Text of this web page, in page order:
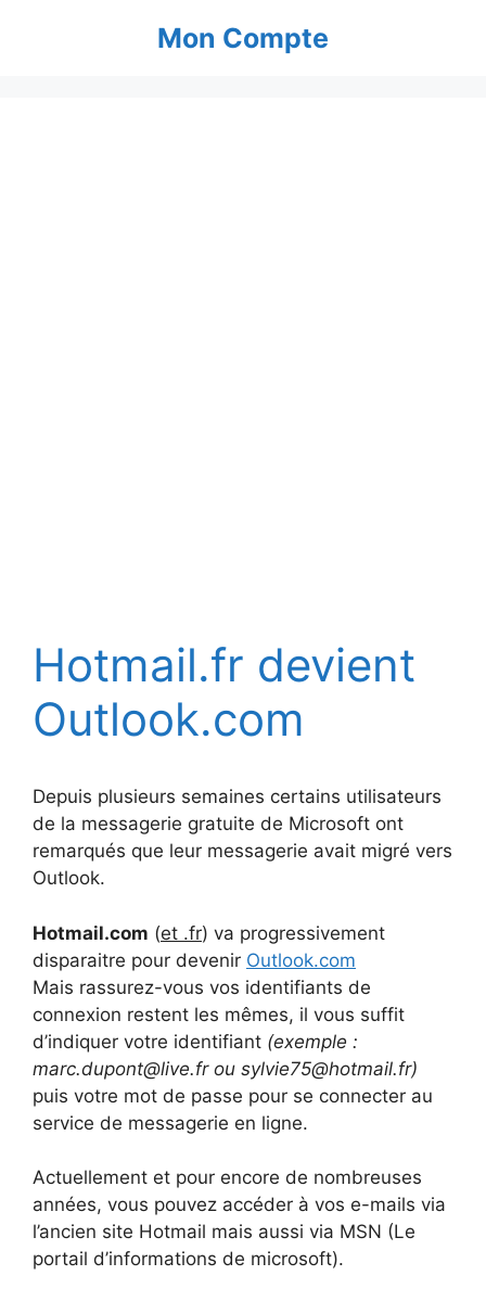
Mon Compte
Hotmail.fr devient
Outlook.com
Depuis plusieurs semaines certains utilisateurs
de la messagerie gratuite de Microsoft ont
remarqués que leur messagerie avait migré vers
Outlook.
Hotmail.com (et .fr) va progressivement
disparaitre pour devenir Outlook.com
Mais rassurez-vous vos identifiants de
connexion restent les mêmes, il vous suffit
d’indiquer votre identifiant (exemple :
marc.dupont@live.fr ou sylvie75@hotmail.fr)
puis votre mot de passe pour se connecter au
service de messagerie en ligne.
Actuellement et pour encore de nombreuses
années, vous pouvez accéder à vos e-mails via
l’ancien site Hotmail mais aussi via MSN (Le
portail d’informations de microsoft).